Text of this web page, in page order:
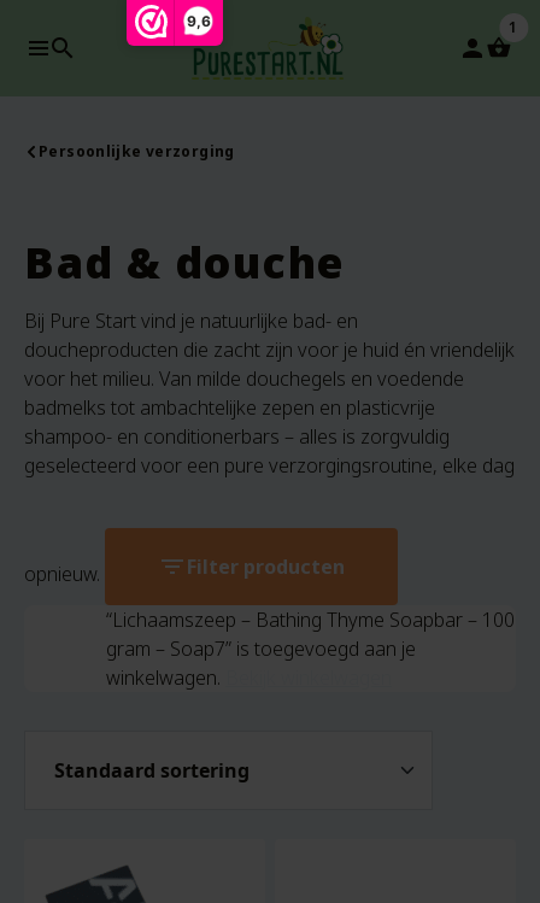
9,6
search person
1
Persoonlijke verzorging
Bad & douche
Bij Pure Start vind je natuurlijke bad- en
doucheproducten die zacht zijn voor je huid én vriendelijk
voor het milieu. Van milde douchegels en voedende
badmelks tot ambachtelijke zepen en plasticvrije
shampoo- en conditionerbars – alles is zorgvuldig
geselecteerd voor een pure verzorgingsroutine, elke dag
opnieuw. filter_listFilter producten
“Lichaamszeep – Bathing Thyme Soapbar – 100
gram – Soap7” is toegevoegd aan je
winkelwagen.